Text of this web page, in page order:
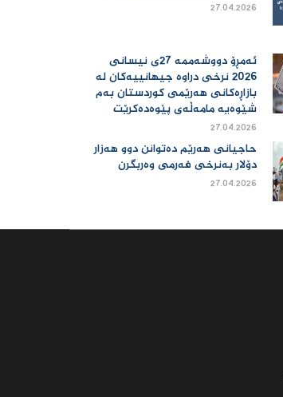
27.04.2026
ئەمڕۆ دووشەممە 27ی نیسانی
2026 نرخی دراوە جیهانییەكان لە
بازاڕەكانی هەرێمی كوردستان بەم
شێوەیە مامەڵەی پێوەدەكرێت
27.04.2026
حاجیانی هەرێم دەتوانن دوو هەزار
دۆلار بەنرخی فەرمی وەربگرن
27.04.2026